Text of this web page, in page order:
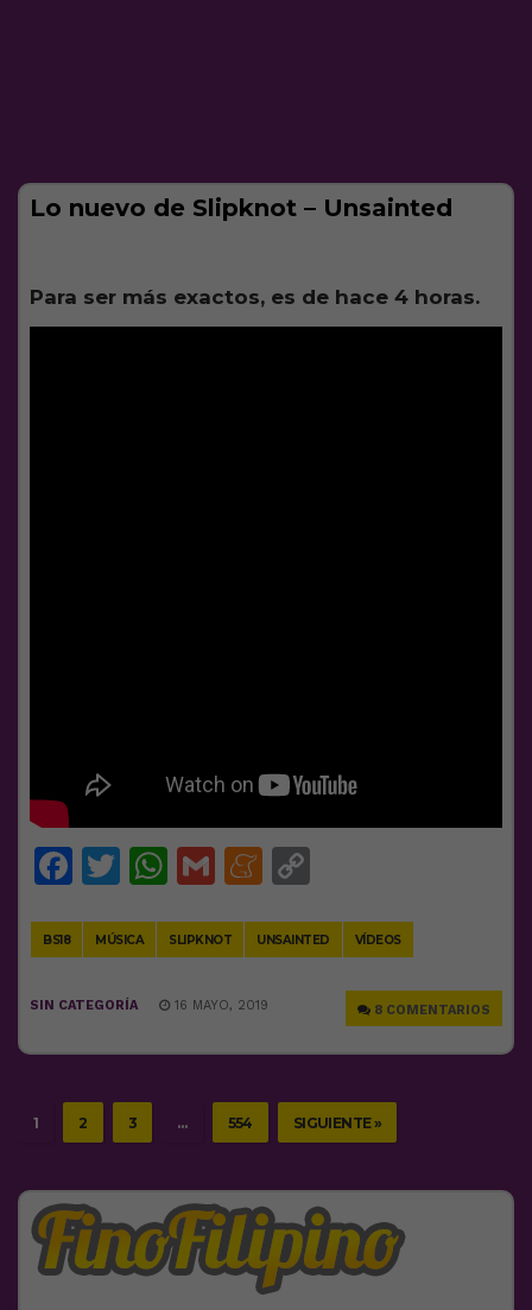
Lo nuevo de Slipknot – Unsainted
Para ser más exactos, es de hace 4 horas.
Facebook
Twitter
WhatsApp
GmailMeneame
BS18 MÚSICA SLIPKNOT UNSAINTED VÍDEOS
8 COMENTARIOS
SIN CATEGORÍA 16 MAYO, 2019
1 2 3 … 554 SIGUIENTE »